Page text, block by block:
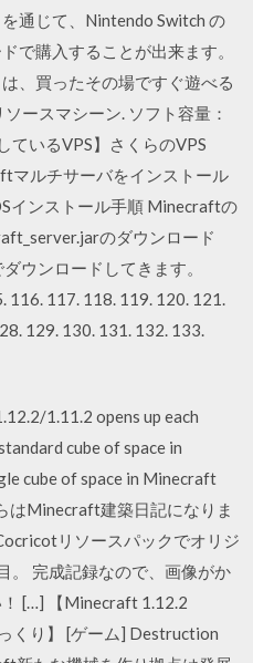
通じて、Nintendo Switch の
で購入することが出来ます。
、買ったその場ですぐ遊べる
ースマシーン. ソフト容量：
いるVPS】さくらのVPS
マルチサーバをインストール
インストール手順 Minecraftの
のダウンロード
ウンロードしてきます。
117. 118. 119. 120. 121.
129. 130. 131. 132. 133.
1.11.2 opens up each
cube of space in
cube of space in Minecraft
はMinecraft建築日記になりま
リソースパックでオリジ
。 完成記録なので、画像がか
[…] 【Minecraft 1.12.2
くり】 [ゲーム] Destruction